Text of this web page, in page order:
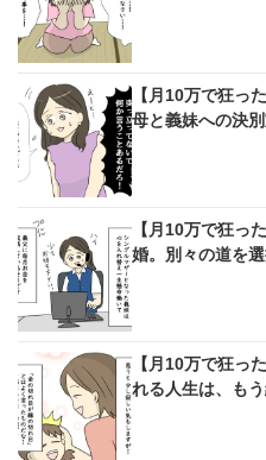
【月10万で狂
母と義妹への決
【月10万で狂っ
婚。別々の道を
【月10万で狂っ
れる人生は、も